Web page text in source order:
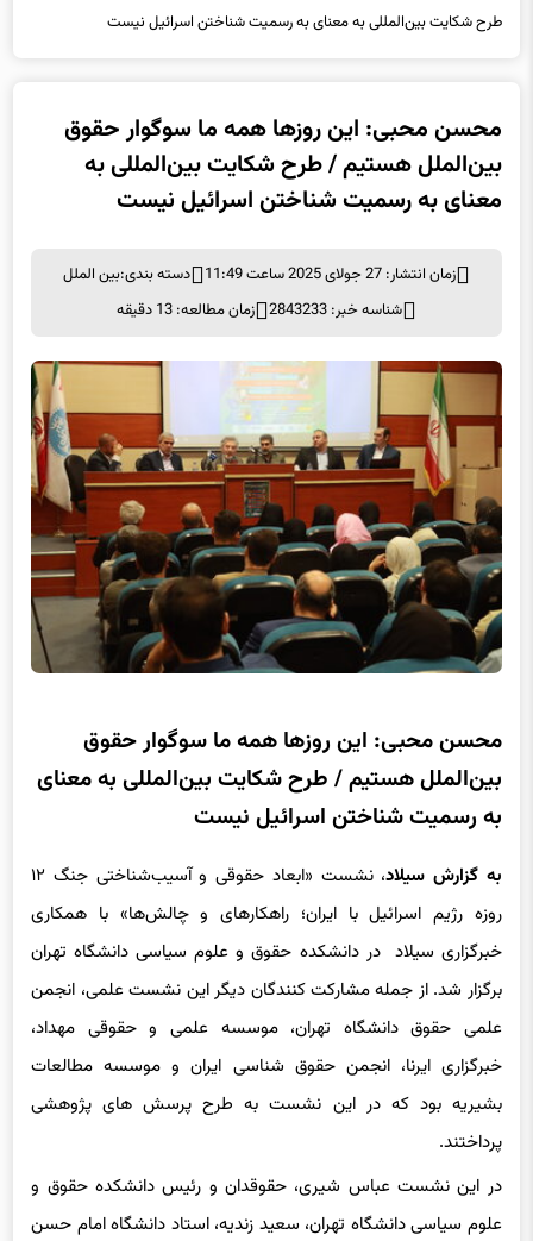
طرح شکایت بین‌المللی به معنای به رسمیت شناختن اسرائیل نیست
محسن محبی: این روزها همه ما سوگوار حقوق
بین‌الملل هستیم / طرح شکایت بین‌المللی به
معنای به رسمیت شناختن اسرائیل نیست
زمان انتشار: 27 جولای 2025 ساعت 11:49 دسته بندی:بین الملل
شناسه خبر: 2843233
زمان مطالعه: 13 دقیقه
محسن محبی: این روزها همه ما سوگوار حقوق
بین‌الملل هستیم / طرح شکایت بین‌المللی به معنای
به رسمیت شناختن اسرائیل نیست
به گزارش سیلاد
، نشست «ابعاد حقوقی و آسیب‌شناختی جنگ ۱۲
روزه رژیم اسرائیل با ایران؛ راهکارهای و چالش‌ها» با همکاری
خبرگزاری سیلاد در دانشکده حقوق و علوم سیاسی دانشگاه تهران
برگزار شد. از جمله مشارکت کنندگان دیگر این نشست علمی، انجمن
علمی حقوق دانشگاه تهران، موسسه علمی و حقوقی مهداد،
خبرگزاری ایرنا، انجمن حقوق شناسی ایران و موسسه مطالعات
بشیریه بود که در این نشست به طرح پرسش های پژوهشی
پرداختند.
در این نشست عباس شیری، حقوقدان و رئیس دانشکده حقوق و
علوم سیاسی دانشگاه تهران، سعید زندیه، استاد دانشگاه امام حسن